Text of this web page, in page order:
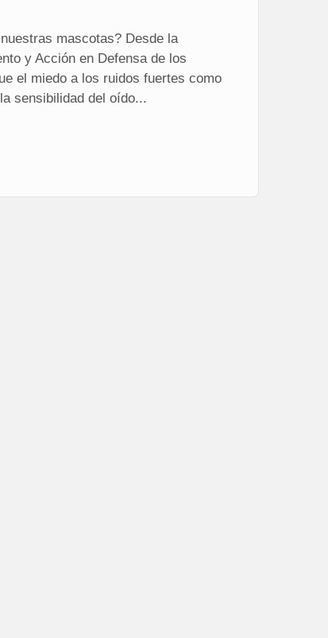
mascotas? Desde la
y Acción en Defensa de los
el miedo a los ruidos fuertes como
sensibilidad del oído...